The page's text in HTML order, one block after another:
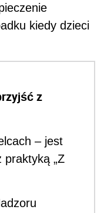
kiedy dzieci
z
– jest
praktyką „Z